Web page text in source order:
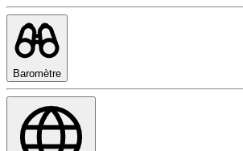
Baromètre